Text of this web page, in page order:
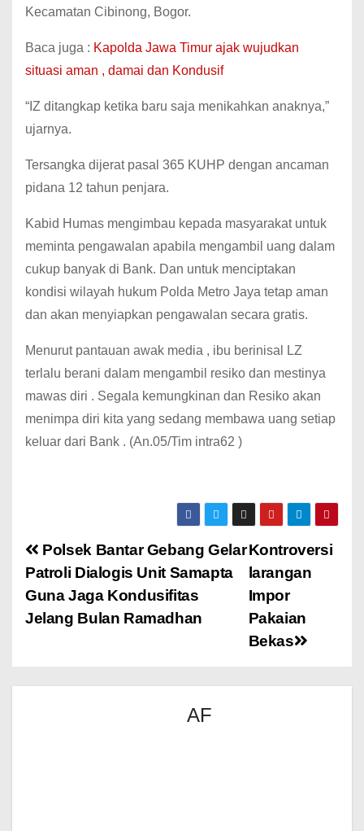
Kecamatan Cibinong, Bogor.
Baca juga : Kapolda Jawa Timur ajak wujudkan
situasi aman , damai dan Kondusif
“IZ ditangkap ketika baru saja menikahkan anaknya,”
ujarnya.
Tersangka dijerat pasal 365 KUHP dengan ancaman
pidana 12 tahun penjara.
Kabid Humas mengimbau kepada masyarakat untuk
meminta pengawalan apabila mengambil uang dalam
cukup banyak di Bank. Dan untuk menciptakan
kondisi wilayah hukum Polda Metro Jaya tetap aman
dan akan menyiapkan pengawalan secara gratis.
Menurut pantauan awak media , ibu berinisal LZ
terlalu berani dalam mengambil resiko dan mestinya
mawas diri . Segala kemungkinan dan Resiko akan
menimpa diri kita yang sedang membawa uang setiap
keluar dari Bank . (An.05/Tim intra62 )
Kontroversi
larangan
Impor
Pakaian
Bekas
Polsek Bantar Gebang Gelar
Patroli Dialogis Unit Samapta
Guna Jaga Kondusifitas
Jelang Bulan Ramadhan
AF